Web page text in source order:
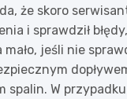
że skoro
i sprawdził
mało, jeśli nie
spalin. W